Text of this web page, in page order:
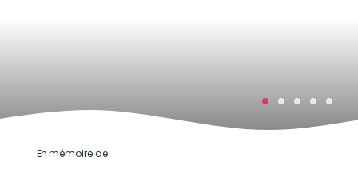
En mémoire de